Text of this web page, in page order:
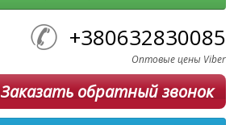
+380632830085
Оптовые цены Viber
Заказать обратный звонок